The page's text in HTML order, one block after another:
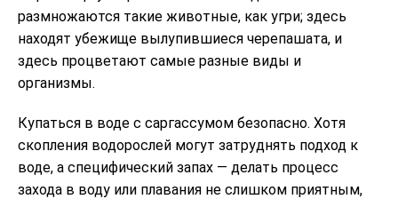
размножаются такие животные, как угри; здесь
находят убежище вылупившиеся черепашата, и
здесь процветают самые разные виды и
организмы.
Купаться в воде с саргассумом безопасно. Хотя
скопления водорослей могут затруднять подход к
воде, а специфический запах — делать процесс
захода в воду или плавания не слишком приятным,